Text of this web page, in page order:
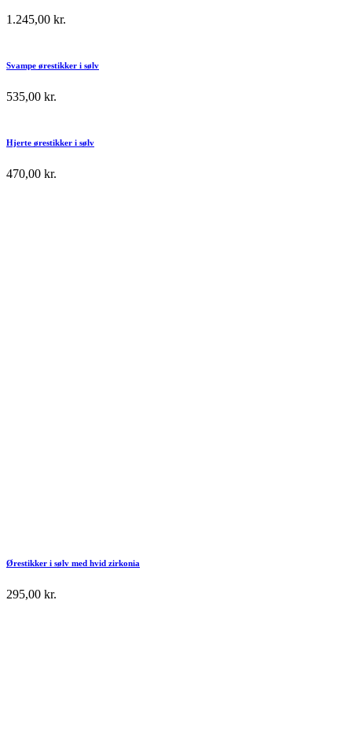
1.245,00 kr.
Svampe ørestikker i sølv
535,00 kr.
Hjerte ørestikker i sølv
470,00 kr.
Ørestikker i sølv med hvid zirkonia
295,00 kr.